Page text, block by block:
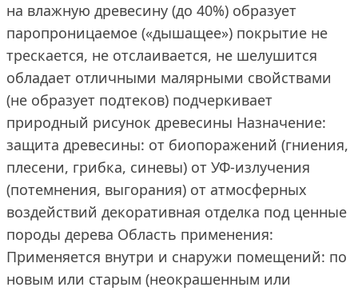
на влажную древесину (до 40%) образует
паропроницаемое («дышащее») покрытие не
трескается, не отслаивается, не шелушится
обладает отличными малярными свойствами
(не образует подтеков) подчеркивает
природный рисунок древесины Назначение:
защита древесины: от биопоражений (гниения,
плесени, грибка, синевы) от УФ-излучения
(потемнения, выгорания) от атмосферных
воздействий декоративная отделка под ценные
породы дерева Область применения:
Применяется внутри и снаружи помещений: по
новым или старым (неокрашенным или